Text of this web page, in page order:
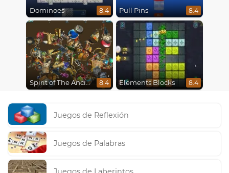
Dominoes 8.4 Pull Pins 8.4
Spirit of The Ancient Forest 8.4 Elements Blocks 8.4
Juegos de Reflexión
Juegos de Palabras